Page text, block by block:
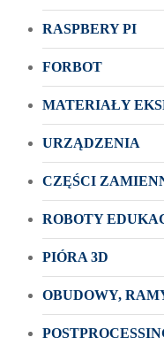
RASPBERY PI
FORBOT
MATERIAŁY
URZĄDZENIA
CZĘŚCI
ROBOTY
PIÓRA 3D
OBUDOWY,